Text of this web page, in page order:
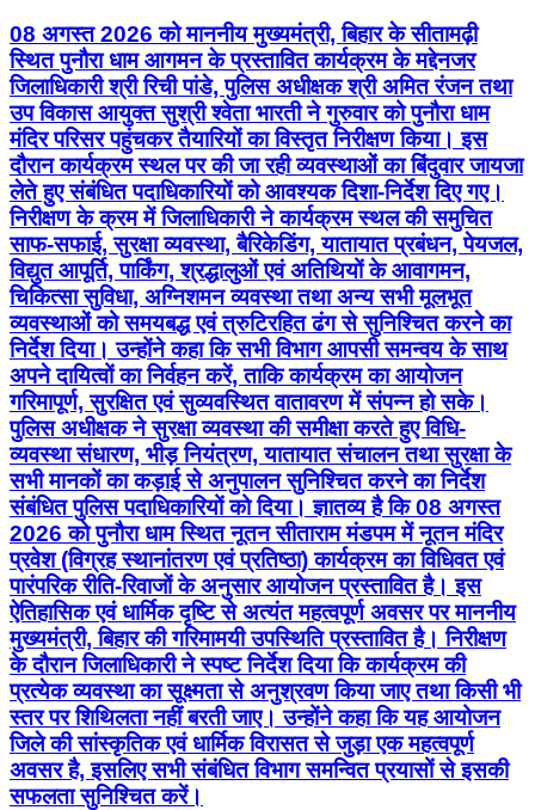
08 अगस्त 2026 को माननीय मुख्यमंत्री, बिहार के सीतामढ़ी
स्थित पुनौरा धाम आगमन के प्रस्तावित कार्यक्रम के मद्देनजर
जिलाधिकारी श्री रिची पांडे, पुलिस अधीक्षक श्री अमित रंजन तथा
उप विकास आयुक्त सुश्री श्वेता भारती ने गुरुवार को पुनौरा धाम
मंदिर परिसर पहुंचकर तैयारियों का विस्तृत निरीक्षण किया। इस
दौरान कार्यक्रम स्थल पर की जा रही व्यवस्थाओं का बिंदुवार जायजा
लेते हुए संबंधित पदाधिकारियों को आवश्यक दिशा-निर्देश दिए गए।
निरीक्षण के क्रम में जिलाधिकारी ने कार्यक्रम स्थल की समुचित
साफ-सफाई, सुरक्षा व्यवस्था, बैरिकेडिंग, यातायात प्रबंधन, पेयजल,
विद्युत आपूर्ति, पार्किंग, श्रद्धालुओं एवं अतिथियों के आवागमन,
चिकित्सा सुविधा, अग्निशमन व्यवस्था तथा अन्य सभी मूलभूत
व्यवस्थाओं को समयबद्ध एवं त्रुटिरहित ढंग से सुनिश्चित करने का
निर्देश दिया। उन्होंने कहा कि सभी विभाग आपसी समन्वय के साथ
अपने दायित्वों का निर्वहन करें, ताकि कार्यक्रम का आयोजन
गरिमापूर्ण, सुरक्षित एवं सुव्यवस्थित वातावरण में संपन्न हो सके।
पुलिस अधीक्षक ने सुरक्षा व्यवस्था की समीक्षा करते हुए विधि-
व्यवस्था संधारण, भीड़ नियंत्रण, यातायात संचालन तथा सुरक्षा के
सभी मानकों का कड़ाई से अनुपालन सुनिश्चित करने का निर्देश
संबंधित पुलिस पदाधिकारियों को दिया। ज्ञातव्य है कि 08 अगस्त
2026 को पुनौरा धाम स्थित नूतन सीताराम मंडपम में नूतन मंदिर
प्रवेश (विग्रह स्थानांतरण एवं प्रतिष्ठा) कार्यक्रम का विधिवत एवं
पारंपरिक रीति-रिवाजों के अनुसार आयोजन प्रस्तावित है। इस
ऐतिहासिक एवं धार्मिक दृष्टि से अत्यंत महत्वपूर्ण अवसर पर माननीय
मुख्यमंत्री, बिहार की गरिमामयी उपस्थिति प्रस्तावित है। निरीक्षण
के दौरान जिलाधिकारी ने स्पष्ट निर्देश दिया कि कार्यक्रम की
प्रत्येक व्यवस्था का सूक्ष्मता से अनुश्रवण किया जाए तथा किसी भी
स्तर पर शिथिलता नहीं बरती जाए। उन्होंने कहा कि यह आयोजन
जिले की सांस्कृतिक एवं धार्मिक विरासत से जुड़ा एक महत्वपूर्ण
अवसर है, इसलिए सभी संबंधित विभाग समन्वित प्रयासों से इसकी
सफलता सुनिश्चित करें।